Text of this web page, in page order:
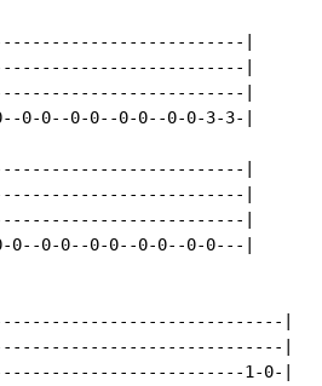
|
|
|
0-0--0-0--0-0--0-0-3-3-|
|
|
|
0--0-0--0-0--0-0--0-0---|
|
|
1-0-|